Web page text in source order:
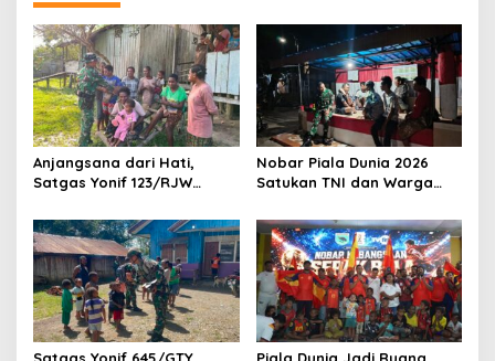
Anjangsana dari Hati,
Satgas Yonif 123/RJW
TNI-Rakyat di Pedalaman
Papua Selatan
Nobar Piala Dunia 2026
Satukan TNI dan Warga
Kebersamaan
Satgas Yonif 645/GTY
Piala Dunia Jadi Ruang